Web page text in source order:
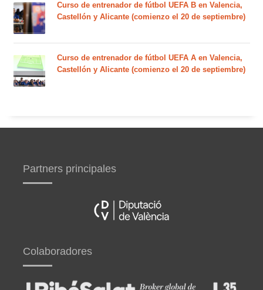
Curso de entrenador de fútbol UEFA B en Valencia,
Castellón y Alicante (comienzo el 20 de septiembre)
Curso de entrenador de fútbol UEFA A en Valencia,
Castellón y Alicante (comienzo el 20 de septiembre)
Partners principales
Colaboradores